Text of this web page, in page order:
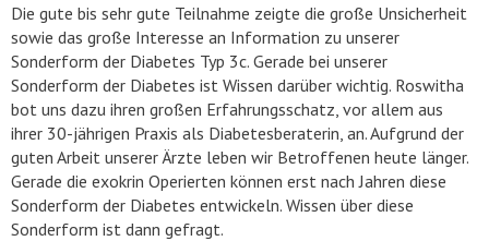
Die gute bis sehr gute Teilnahme zeigte die große Unsicherheit
sowie das große Interesse an Information zu unserer
Sonderform der Diabetes Typ 3c. Gerade bei unserer
Sonderform der Diabetes ist Wissen darüber wichtig. Roswitha
bot uns dazu ihren großen Erfahrungsschatz, vor allem aus
ihrer 30-jährigen Praxis als Diabetesberaterin, an. Aufgrund der
guten Arbeit unserer Ärzte leben wir Betroffenen heute länger.
Gerade die exokrin Operierten können erst nach Jahren diese
Sonderform der Diabetes entwickeln. Wissen über diese
Sonderform ist dann gefragt.